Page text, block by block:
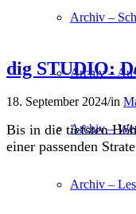
Archiv –
Archiv –
Archiv –
Archiv –
dig STUDIO:
18. September 2024/in
Bis in die tiefsten
einer passenden